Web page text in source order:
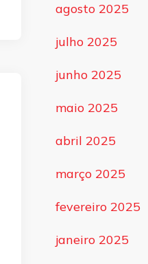
agosto 2025
julho 2025
junho 2025
maio 2025
abril 2025
março 2025
fevereiro 2025
janeiro 2025